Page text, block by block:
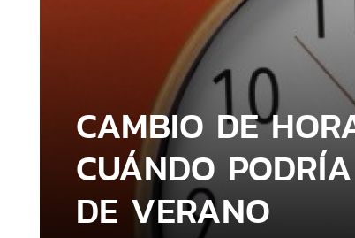
CAMBIO DE
CUÁNDO
DE VERANO